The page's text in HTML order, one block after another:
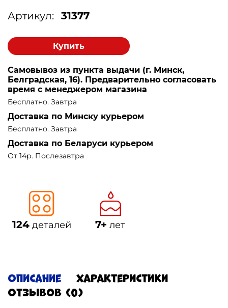
Артикул: 31377
Купить
Самовывоз из пункта выдачи (г. Минск,
Белградская, 16). Предварительно согласовать
время с менеджером магазина
Бесплатно. Завтра
Доставка по Минску курьером
Бесплатно. Завтра
Доставка по Беларуси курьером
От 14р. Послезавтра
124 деталей 7+ лет
Описание
Характеристики
Отзывов (0)